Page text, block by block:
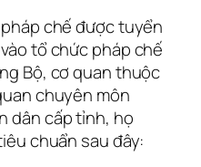
chế được tuyển
tổ chức pháp chế
Bộ, cơ quan thuộc
chuyên môn
dân cấp tỉnh, họ
chuẩn sau đây: